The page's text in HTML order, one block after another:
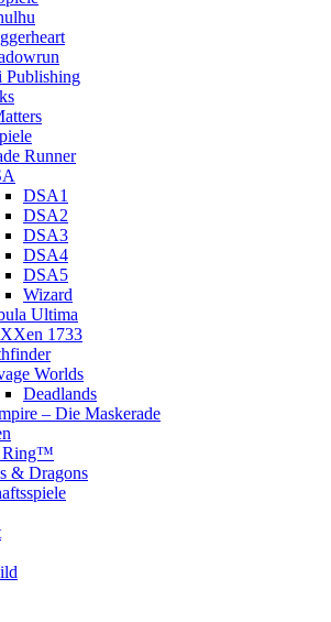
Publishing
Runner
DSA1
DSA2
DSA3
DSA4
DSA5
Wizard
Ultima
1733
Worlds
Deadlands
– Die Maskerade
Ring™
& Dragons